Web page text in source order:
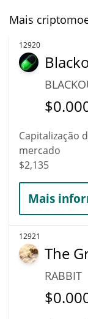
Mais
12920
$
Capitalização
mercado
$2,135
Mais
12921
The
RABBIT
$